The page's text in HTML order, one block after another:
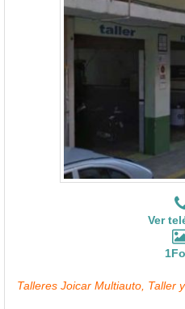
Ver
Talleres Joicar Multiauto, Taller